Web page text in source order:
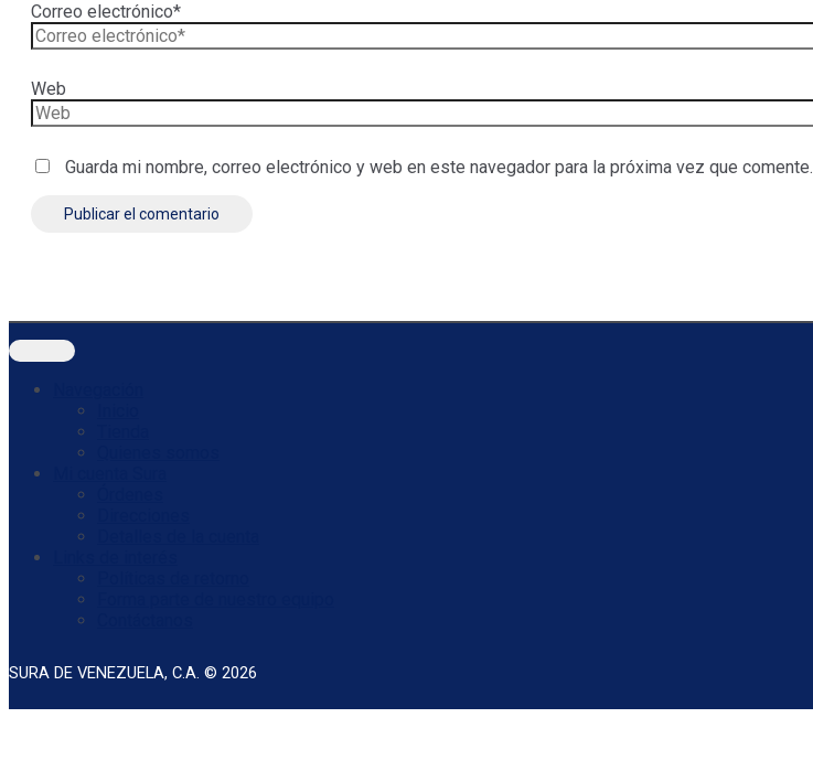
Correo electrónico*
Web
Guarda mi nombre, correo electrónico y web en este navegador para la próxima vez que comente.
SURA DE VENEZUELA, C.A. © 2026